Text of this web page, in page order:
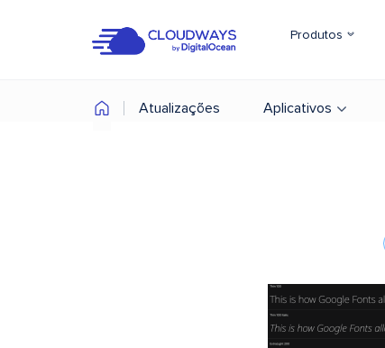
Produtos
Atualizações Aplicativos